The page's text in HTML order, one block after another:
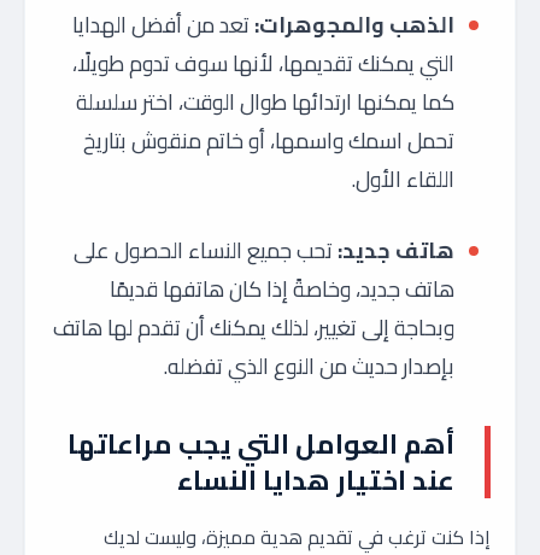
الذهب والمجوهرات:تعد من أفضل الهدايا
التي يمكنك تقديمها، لأنها سوف تدوم طويلًا،
كما يمكنها ارتدائها طوال الوقت، اختر سلسلة
تحمل اسمك واسمها، أو خاتم منقوش بتاريخ
اللقاء الأول.
هاتف جديد:تحب جميع النساء الحصول على
هاتف جديد، وخاصةً إذا كان هاتفها قديمًا
وبحاجة إلى تغيير، لذلك يمكنك أن تقدم لها هاتف
بإصدار حديث من النوع الذي تفضله.
أهم العوامل التي يجب مراعاتها
عند اختيار هدايا النساء
إذا كنت ترغب في تقديم هدية مميزة، وليست لديك